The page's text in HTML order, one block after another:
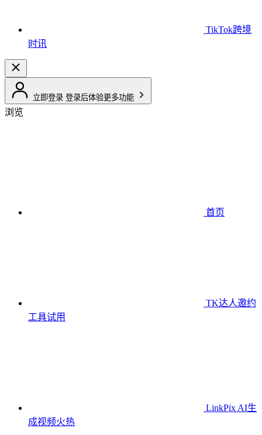
TikTok跨境
时讯
立即登录 登录后体验更多功能
浏览
首页
TK达人邀约
工具试用
LinkPix AI生
成视频火热